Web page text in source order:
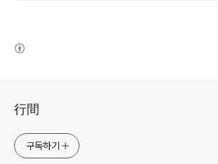
行間
구독하기